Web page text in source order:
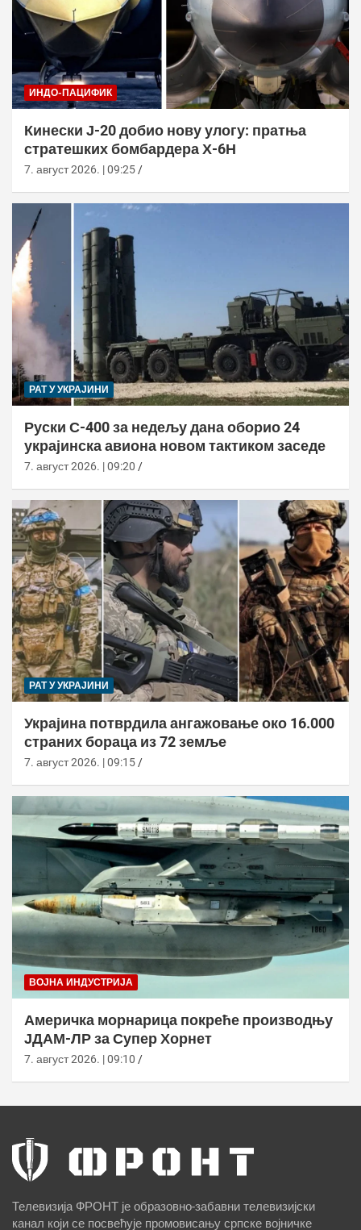
ИНДО-ПАЦИФИК
Кинески Ј-20 добио нову улогу: пратња
стратешких бомбардера Х-6Н
7. август 2026. | 09:25
РАТ У УКРАЈИНИ
Руски С-400 за недељу дана оборио 24
украјинска авиона новом тактиком заседе
7. август 2026. | 09:20
РАТ У УКРАЈИНИ
Украјина потврдила ангажовање око 16.000
страних бораца из 72 земље
7. август 2026. | 09:15
ВОЈНА ИНДУСТРИЈА
Америчка морнарица покреће производњу
ЈДАМ-ЛР за Супер Хорнет
7. август 2026. | 09:10
Телевизија ФРОНТ је образовно-забавни телевизијски
канал који се посвећује промовисању српске војничке